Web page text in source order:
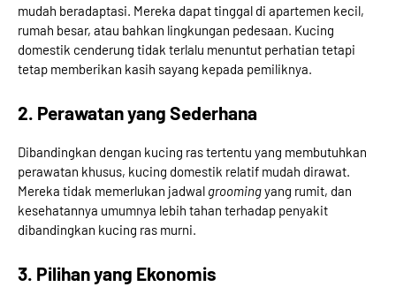
mudah beradaptasi. Mereka dapat tinggal di apartemen kecil,
rumah besar, atau bahkan lingkungan pedesaan. Kucing
domestik cenderung tidak terlalu menuntut perhatian tetapi
tetap memberikan kasih sayang kepada pemiliknya.
2. Perawatan yang Sederhana
Dibandingkan dengan kucing ras tertentu yang membutuhkan
perawatan khusus, kucing domestik relatif mudah dirawat.
Mereka tidak memerlukan jadwal groomingyang rumit, dan
kesehatannya umumnya lebih tahan terhadap penyakit
dibandingkan kucing ras murni.
3. Pilihan yang Ekonomis